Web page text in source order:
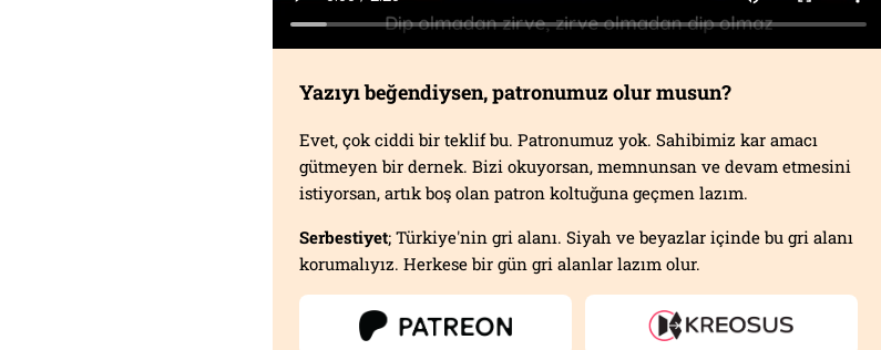
Yazıyı beğendiysen, patronumuz olur musun?
Evet, çok ciddi bir teklif bu. Patronumuz yok. Sahibimiz kar amacı
gütmeyen bir dernek. Bizi okuyorsan, memnunsan ve devam etmesini
istiyorsan, artık boş olan patron koltuğuna geçmen lazım.
Serbestiyet; Türkiye'nin gri alanı. Siyah ve beyazlar içinde bu gri alanı
korumalıyız. Herkese bir gün gri alanlar lazım olur.